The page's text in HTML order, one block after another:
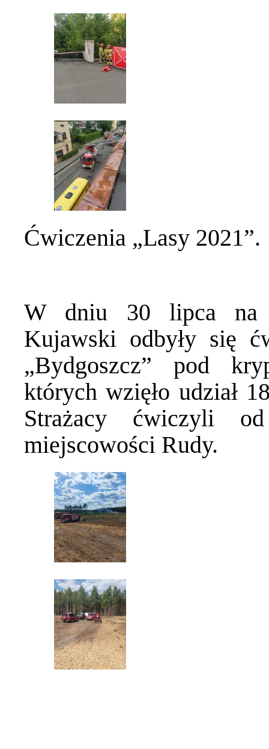
Ćwiczenia „Lasy 2021”.
W dniu 30 lipca na
Kujawski odbyły się
„Bydgoszcz” pod
których wzięło udział
Strażacy ćwiczyli
miejscowości Rudy.